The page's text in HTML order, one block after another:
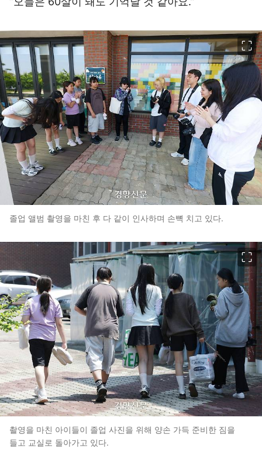
졸업 앨범 촬영을 마친 후 다 같이 인사하며 손뼉 치고 있다.
촬영을 마친 아이들이 졸업 사진을 위해 양손 가득 준비한 짐을
들고 교실로 돌아가고 있다.